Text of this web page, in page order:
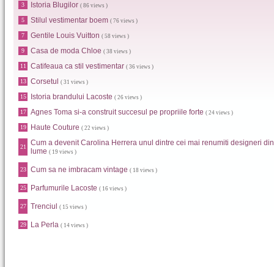
3 Istoria Blugilor ( 86 views )
5 Stilul vestimentar boem ( 76 views )
7 Gentile Louis Vuitton ( 58 views )
9 Casa de moda Chloe ( 38 views )
11 Catifeaua ca stil vestimentar ( 36 views )
13 Corsetul ( 31 views )
15 Istoria brandului Lacoste ( 26 views )
17 Agnes Toma si-a construit succesul pe propriile forte ( 24 views )
19 Haute Couture ( 22 views )
21
Cum a devenit Carolina Herrera unul dintre cei mai renumiti designeri din
lume ( 19 views )
23 Cum sa ne imbracam vintage ( 18 views )
25 Parfumurile Lacoste ( 16 views )
27 Trenciul ( 15 views )
29 La Perla ( 14 views )